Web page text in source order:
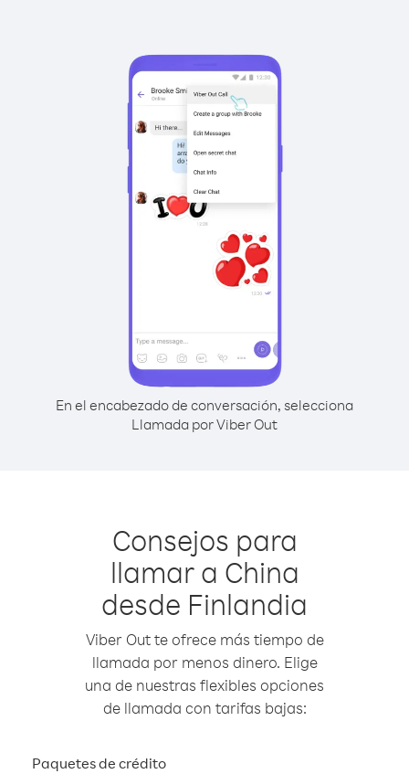
En el encabezado de conversación, selecciona
Llamada por Viber Out
Consejos para
llamar a China
desde Finlandia
Viber Out te ofrece más tiempo de
llamada por menos dinero. Elige
una de nuestras flexibles opciones
de llamada con tarifas bajas:
Paquetes de crédito